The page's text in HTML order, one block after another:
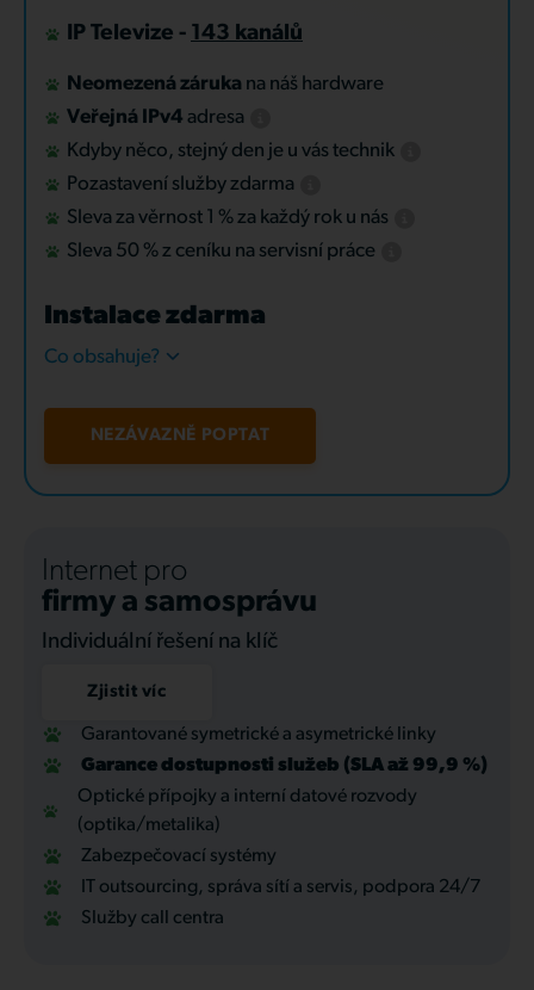
IP Televize - 143 kanálů
Neomezená záruka na náš hardware
Veřejná IPv4 adresa
Kdyby něco, stejný den je u vás technik
Pozastavení služby zdarma
Sleva za věrnost 1 % za každý rok u nás
Sleva 50 % z ceníku na servisní práce
Instalace zdarma
Co obsahuje?
NEZÁVAZNĚ POPTAT
Internet pro
firmy a samosprávu
Individuální řešení na klíč
Zjistit víc
Garantované symetrické a asymetrické linky
Garance dostupnosti služeb (SLA až 99,9 %)
Optické přípojky a interní datové rozvody
(optika/metalika)
Zabezpečovací systémy
IT outsourcing, správa sítí a servis, podpora 24/7
Služby call centra